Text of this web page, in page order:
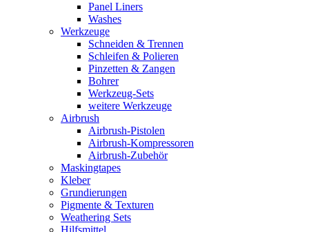
Panel Liners
Washes
Werkzeuge
Schneiden & Trennen
Schleifen & Polieren
Pinzetten & Zangen
Bohrer
Werkzeug-Sets
weitere Werkzeuge
Airbrush
Airbrush-Pistolen
Airbrush-Kompressoren
Airbrush-Zubehör
Maskingtapes
Kleber
Grundierungen
Pigmente & Texturen
Weathering Sets
Hilfsmittel